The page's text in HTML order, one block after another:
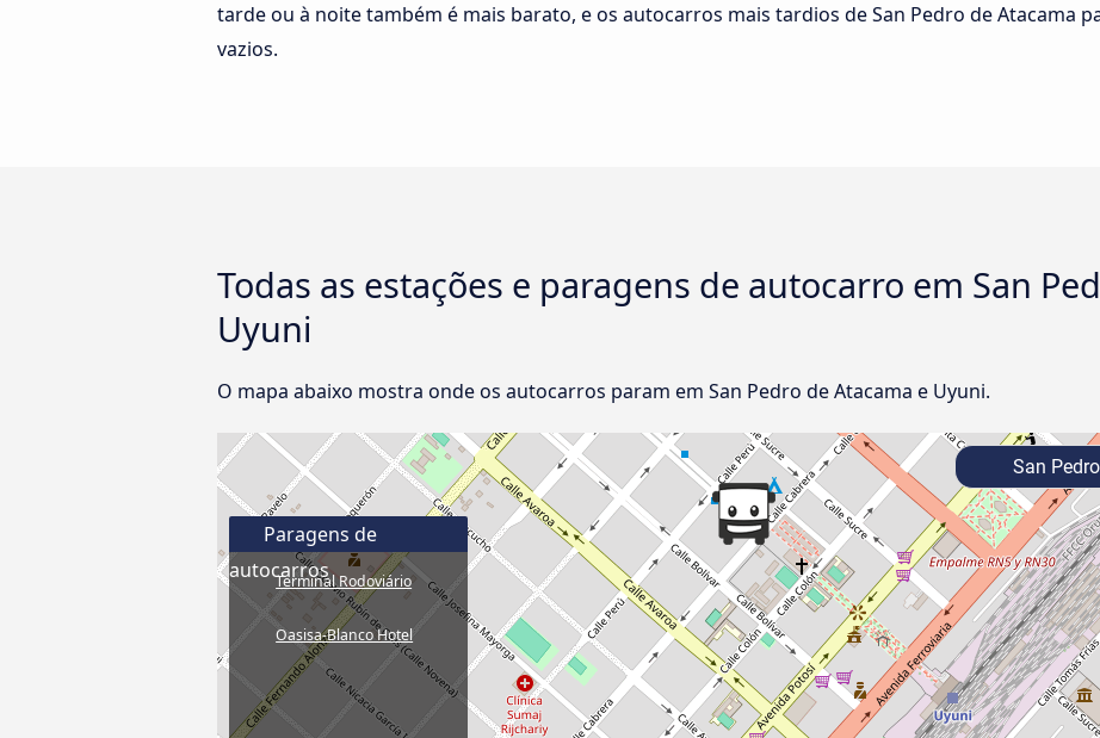
tarde ou à noite também é mais barato, e os autocarros mais tardios de San Pedro de Atacama
vazios.
Todas as estações e paragens de autocarro em San
Uyuni
O mapa abaixo mostra onde os autocarros param em San Pedro de Atacama e Uyuni.
Paragens de
autocarros
Terminal Rodoviário
Oasisa-Blanco Hotel
San